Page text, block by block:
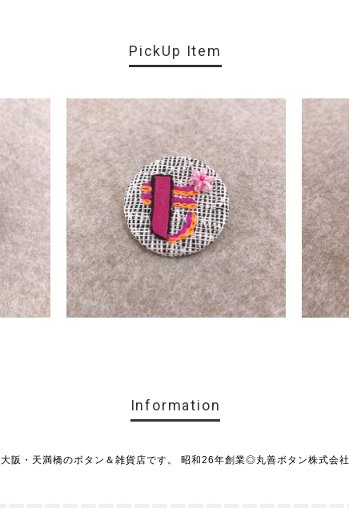
PickUp Item
Information
大阪・天満橋のボタン＆雑貨店です。 昭和26年創業◎丸善ボタン株式会社